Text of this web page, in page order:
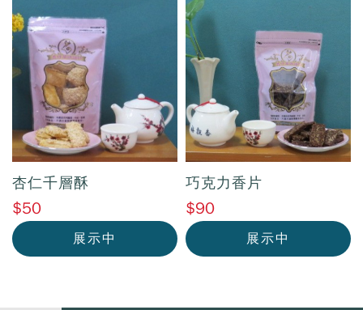
杏仁千層酥
$50
展示中
巧克力香片
$90
展示中